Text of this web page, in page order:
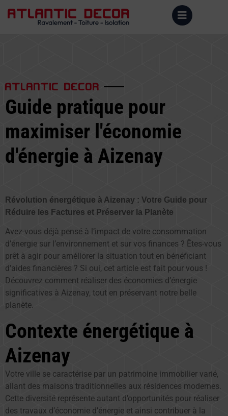
ATLANTIC DECOR
Guide pratique pour
maximiser l'économie
d'énergie à Aizenay
Révolution énergétique à Aizenay : Votre Guide pour
Réduire les Factures et Préserver la Planète
Avez-vous déjà pensé à l’impact de votre consommation
d’énergie sur l’environnement et sur vos finances ? Êtes-vous
prêt à agir pour améliorer la situation tout en bénéficiant
d’aides financières ? Si oui, cet article est fait pour vous !
Découvrez comment réaliser des économies d’énergie
significatives à Aizenay, tout en préservant notre belle
planète.
Contexte énergétique à
Aizenay
Votre ville se caractérise par un patrimoine immobilier varié,
allant des maisons traditionnelles aux résidences modernes.
Cette diversité représente autant d’opportunités pour réaliser
des travaux d’économie d’énergie et ainsi contribuer à la